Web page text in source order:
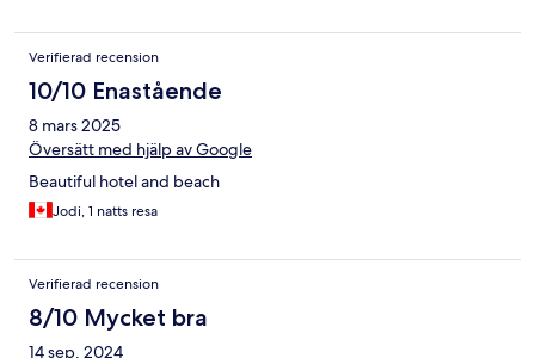
Verifierad recension
10/10 Enastående
8 mars 2025
Översätt med hjälp av Google
Beautiful hotel and beach
Jodi, 1 natts resa
Verifierad recension
8/10 Mycket bra
14 sep. 2024